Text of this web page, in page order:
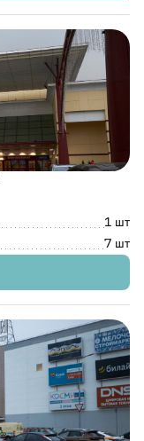
1 шт
7 шт